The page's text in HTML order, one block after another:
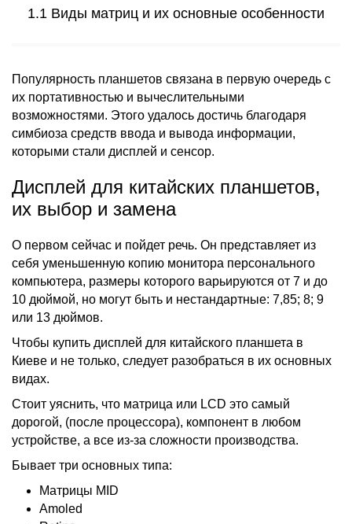
Виды матриц и их основные особенности
Популярность планшетов связана в первую очередь с
их портативностью и вычеслительными
возможностями. Этого удалось достичь благодаря
симбиоза средств ввода и вывода информации,
которыми стали дисплей и сенсор.
Дисплей для китайских планшетов,
их выбор и замена
О первом сейчас и пойдет речь. Он представляет из
себя уменьшенную копию монитора персонального
компьютера, размеры которого варьируются от 7 и до
10 дюймой, но могут быть и нестандартные: 7,85; 8; 9
или 13 дюймов.
Чтобы купить дисплей для китайского планшета в
Киеве и не только, следует разобраться в их основных
видах.
Стоит уяснить, что матрица или LCD это самый
дорогой, (после процессора), компонент в любом
устройстве, а все из-за сложности производства.
Бывает три основных типа:
Матрицы MID
Amoled